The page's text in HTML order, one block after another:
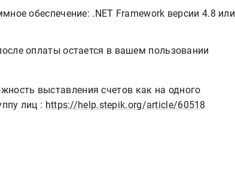
обеспечение: .NET Framework версии 4.8 или
оплаты остается в вашем пользовании
выставления счетов как на одного
лиц : https://help.stepik.org/article/60518